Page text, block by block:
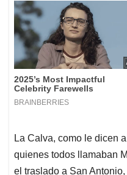
La Calva, como le dicen
quienes todos llamaban
el traslado a San